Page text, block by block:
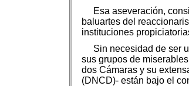
Esa aseveración,
baluartes del
instituciones
Sin necesidad de ser
sus grupos de
dos Cámaras y su
(DNCD)- están bajo el